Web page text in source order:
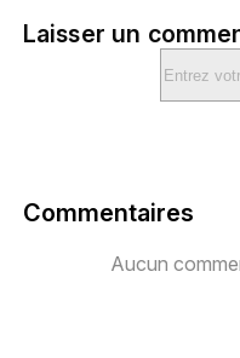
Laisser un
Commentaires
Aucun